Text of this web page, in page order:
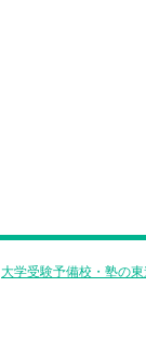
大学受験予備校・塾の